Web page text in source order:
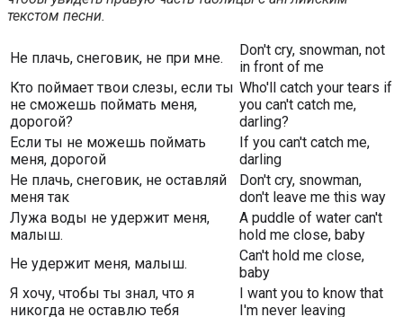
текстом песни.
Не плачь, снеговик, не при мне.
Don't cry, snowman, not
in front of me
Кто поймает твои слезы, если ты
не сможешь поймать меня,
дорогой?
Who'll catch your tears if
you can't catch me,
darling?
Если ты не можешь поймать
меня, дорогой
If you can't catch me,
darling
Не плачь, снеговик, не оставляй
меня так
Don't cry, snowman,
don't leave me this way
Лужа воды не удержит меня,
малыш.
A puddle of water can't
hold me close, baby
Не удержит меня, малыш.
Can't hold me close,
baby
Я хочу, чтобы ты знал, что я
никогда не оставлю тебя
I want you to know that
I'm never leaving